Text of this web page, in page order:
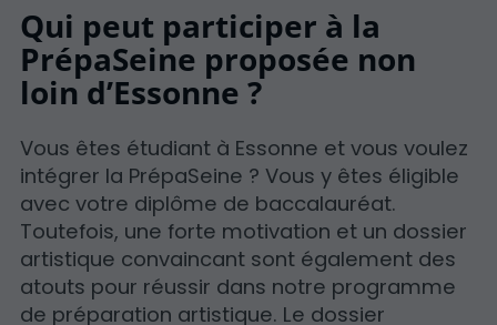
Qui peut participer à la
PrépaSeine proposée non
loin d’Essonne ?
Vous êtes étudiant à Essonne et vous voulez
intégrer la PrépaSeine ? Vous y êtes éligible
avec votre diplôme de baccalauréat.
Toutefois, une forte motivation et un dossier
artistique convaincant sont également des
atouts pour réussir dans notre programme
de préparation artistique. Le dossier